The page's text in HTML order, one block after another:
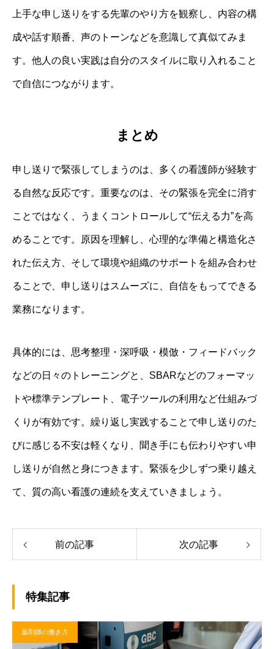
上手な申し送りをする先輩のやり方を観察し、内容の構
成や話す順番、声のトーンなどを意識して真似てみま
す。他人の良い実践は自分のスタイルに取り入れること
で自信につながります。
まとめ
申し送りで緊張してしまうのは、多くの看護師が経験す
る自然な反応です。重要なのは、その緊張を完全に消す
ことではなく、うまくコントロールして“伝える力”を高
めることです。原因を理解し、心理的な準備と構造化さ
れた伝え方、そして環境や組織のサポートを組み合わせ
ることで、申し送りはスムーズに、自信をもってできる
業務になります。
具体的には、思考整理・深呼吸・模倣・フィードバック
などの日々のトレーニングと、SBARなどのフォーマッ
トや標準テンプレート、電子ツールの利用など仕組みづ
くりが有効です。繰り返し実践することで申し送りのた
びに感じる不安は軽くなり、聞き手にも伝わりやすい申
し送りが自然と身につきます。緊張を少しずつ乗り越え
て、質の高い看護の連続を支えていきましょう。
前の記事 次の記事
特集記事
薬剤師の働き方